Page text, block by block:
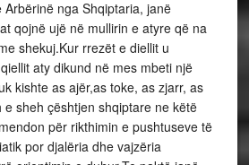
nga Shqiptaria, janë
qojnë ujë në mullirin e atyre që na
shekuj.Kur rrezët e diellit u
aty dikund në mes mbeti një
kishte as ajër,as toke, as zjarr, as
e sheh çështjen shqiptare ne këtë
për rikthimin e pushtuseve të
por djalëria dhe vajzëria